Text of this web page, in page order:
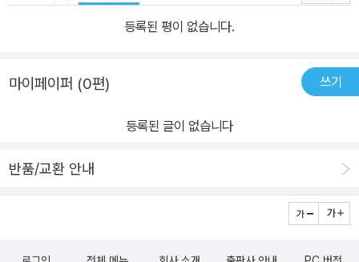
등록된 평이 없습니다.
마이페이퍼 (0편) 쓰기
등록된 글이 없습니다
반품/교환 안내